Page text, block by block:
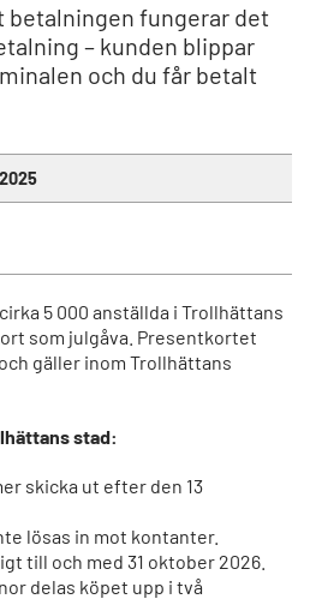
betalningen fungerar det
– kunden blippar
och du får betalt
5 000 anställda i Trollhättans
som julgåva. Presentkortet
gäller inom Trollhättans
stad:
skicka ut efter den 13
lösas in mot kontanter.
till och med 31 oktober 2026.
delas köpet upp i två